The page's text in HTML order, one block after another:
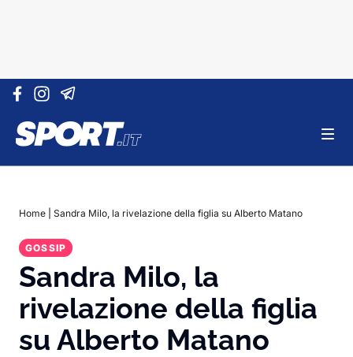
Vai al contenuto
Home Sandra Milo, la rivelazione della figlia su Alberto Matano
GOSSIP
Sandra Milo, la
rivelazione della figlia
su Alberto Matano